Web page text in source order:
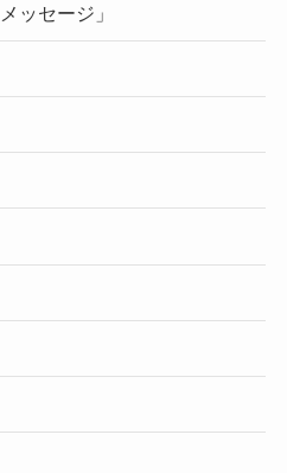
ッセージ」